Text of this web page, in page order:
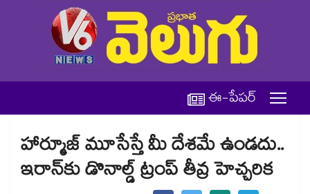
ఈ-పేపర్
హార్మూజ్ మూసేస్తే మీ దేశమే ఉండదు..
ఇరాన్⁭కు డొనాల్డ్ ట్రంప్ తీవ్ర హెచ్చరిక